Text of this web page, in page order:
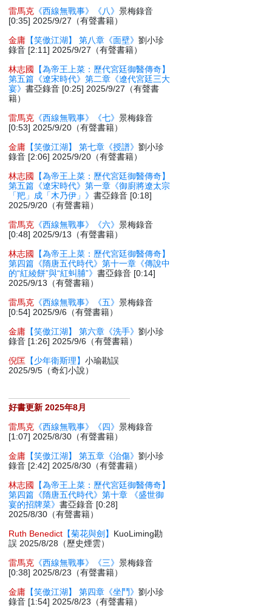
雷馬克 《西線無戰事》《八》景梅錄音
[0:35] 2025/9/27（有聲書籍）
金庸 【笑傲江湖】 第八章《面壁》劉小珍
錄音 [2:11] 2025/9/27（有聲書籍）
林志國
【為帝王上菜：歷代宮廷御醫傳奇】
第五篇《遼宋時代》第二章《遼代宮廷三大
宴》書亞錄音 [0:25] 2025/9/27（有聲書
籍）
雷馬克 《西線無戰事》《七》景梅錄音
[0:53] 2025/9/20（有聲書籍）
金庸 【笑傲江湖】 第七章《授譜》劉小珍
錄音 [2:06] 2025/9/20（有聲書籍）
林志國
【為帝王上菜：歷代宮廷御醫傳奇】
第五篇《遼宋時代》第一章《御廚將遼太宗
「羓」成「木乃伊」》書亞錄音 [0:18]
2025/9/20（有聲書籍）
雷馬克 《西線無戰事》《六》景梅錄音
[0:48] 2025/9/13（有聲書籍）
林志國
【為帝王上菜：歷代宮廷御醫傳奇】
第四篇《隋唐五代時代》第十一章《傳說中
的“紅綾餅”與“紅虯脯”》書亞錄音 [0:14]
2025/9/13（有聲書籍）
雷馬克 《西線無戰事》《五》景梅錄音
[0:54] 2025/9/6（有聲書籍）
金庸 【笑傲江湖】 第六章《洗手》劉小珍
錄音 [1:26] 2025/9/6（有聲書籍）
倪匡 【少年衛斯理】小瑜勘誤
2025/9/5（奇幻小說）
好書更新 2025年8月
雷馬克 《西線無戰事》《四》景梅錄音
[1:07] 2025/8/30（有聲書籍）
金庸 【笑傲江湖】 第五章《治傷》劉小珍
錄音 [2:42] 2025/8/30（有聲書籍）
林志國
【為帝王上菜：歷代宮廷御醫傳奇】
第四篇《隋唐五代時代》第十章 《盛世御
宴的招牌菜》書亞錄音 [0:28]
2025/8/30（有聲書籍）
Ruth Benedict 【菊花與劍】 KuoLiming勘
誤 2025/8/28（歷史煙雲）
雷馬克 《西線無戰事》《三》景梅錄音
[0:38] 2025/8/23（有聲書籍）
金庸 【笑傲江湖】 第四章《坐鬥》劉小珍
錄音 [1:54] 2025/8/23（有聲書籍）